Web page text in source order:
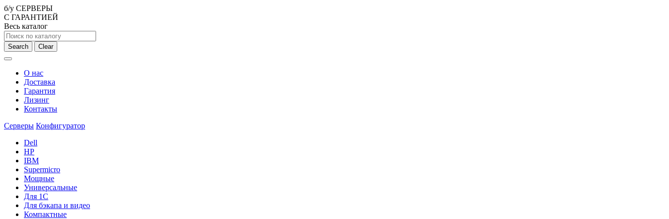
б/у СЕРВЕРЫ
С ГАРАНТИЕЙ
Весь каталог
Search Clear
О нас
Доставка
Гарантия
Лизинг
Контакты
Серверы Конфигуратор
Dell
HP
IBM
Supermicro
Мощные
Универсальные
Для 1С
Для бэкапа и видео
Компактные